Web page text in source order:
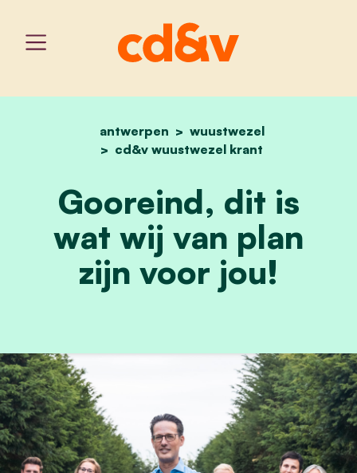
home
antwerpen
wuustwezel
cd&v wuustwezel krant
mensen maken gooreind.
Gooreind, dit is
wat wij van plan
zijn voor jou!